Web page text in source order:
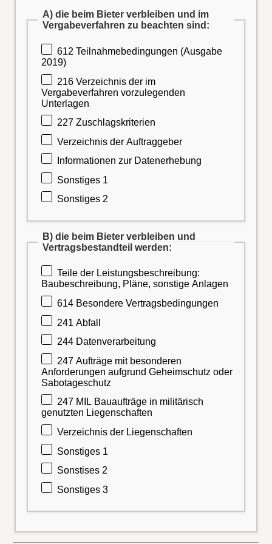
A) die beim Bieter verbleiben und im
Vergabeverfahren zu beachten sind:
612 Teilnahmebedingungen (Ausgabe
2019)
216 Verzeichnis der im
Vergabeverfahren vorzulegenden
Unterlagen
227 Zuschlagskriterien
Verzeichnis der Auftraggeber
Informationen zur Datenerhebung
Sonstiges 1
Sonstiges 2
B) die beim Bieter verbleiben und
Vertragsbestandteil werden:
Teile der Leistungsbeschreibung:
Baubeschreibung, Pläne, sonstige Anlagen
614 Besondere Vertragsbedingungen
241 Abfall
244 Datenverarbeitung
247 Aufträge mit besonderen
Anforderungen aufgrund Geheimschutz oder
Sabotageschutz
247 MIL Bauaufträge in militärisch
genutzten Liegenschaften
Verzeichnis der Liegenschaften
Sonstiges 1
Sonstises 2
Sonstiges 3